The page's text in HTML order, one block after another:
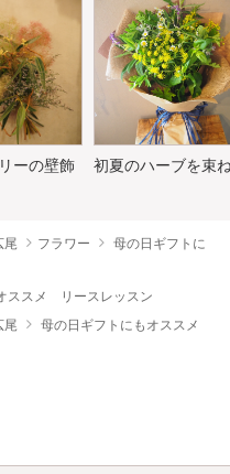
ーの壁飾
初夏のハーブを束
尾 フラワー
母の日ギフトに
ススメ リースレッスン
尾
母の日ギフトにもオススメ